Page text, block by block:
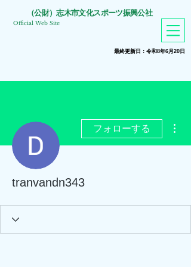
​（公財）志木市文化スポーツ振興公社
Official Web Site
​最終更新日：令和8年6月20 日
フォローする
tranvandn343